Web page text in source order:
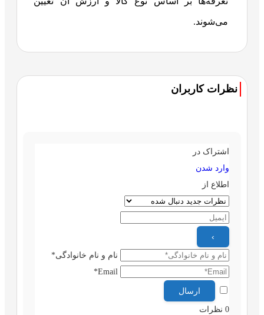
می‌شوند.
نظرات کاربران
اشتراک در
وارد شدن
اطلاع از
نام و نام خانوادگی*
Email*
0 نظرات